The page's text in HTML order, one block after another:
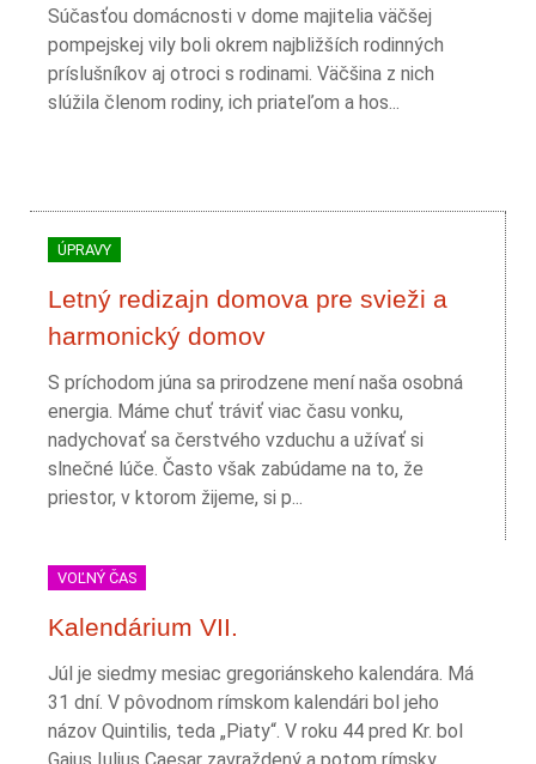
Súčasťou domácnosti v dome majitelia väčšej
pompejskej vily boli okrem najbližších rodinných
príslušníkov aj otroci s rodinami. Väčšina z nich
slúžila členom rodiny, ich priateľom a hos...
ÚPRAVY
Letný redizajn domova pre svieži a
harmonický domov
S príchodom júna sa prirodzene mení naša osobná
energia. Máme chuť tráviť viac času vonku,
nadychovať sa čerstvého vzduchu a užívať si
slnečné lúče. Často však zabúdame na to, že
priestor, v ktorom žijeme, si p...
VOĽNÝ ČAS
Kalendárium VII.
Júl je siedmy mesiac gregoriánskeho kalendára. Má
31 dní. V pôvodnom rímskom kalendári bol jeho
názov Quintilis, teda „Piaty“. V roku 44 pred Kr. bol